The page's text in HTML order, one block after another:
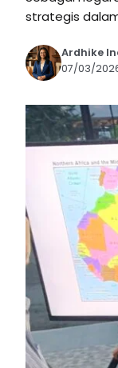
Ikuti
Ikuti
strategis
Ardhike
07/03/